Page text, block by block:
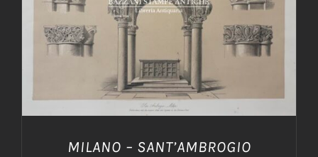
AGGIUNGI AL CARRELLO / DETTAGLI
MILANO – SANT’AMBROGIO